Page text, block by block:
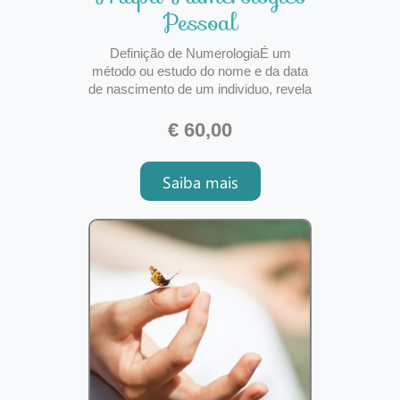
Pessoal
Definição de NumerologiaÉ um
método ou estudo do nome e da data
de nascimento de um individuo, revela
não conhece de si própria. É uma
ferramenta de trabalho terapêutico de
auto ajuda e de auto conhecimento. É
fonte de sabedoria. CONHECE-TE A
TI MESMO E O MUNDO TE RE
€ 60,00
Saiba mais